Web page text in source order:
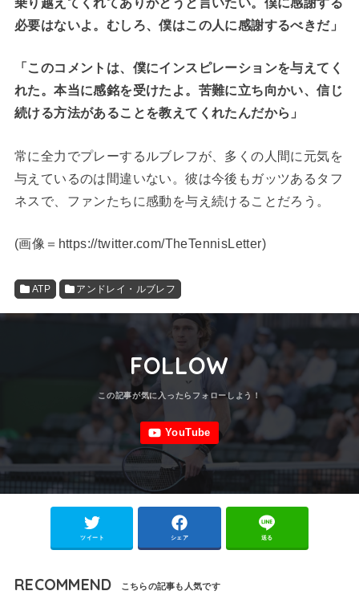
必要はないよ。むしろ、僕はこの人に感謝するべきだ」
「このコメントは、僕にインスピレーションを与えてく
れた。本当に感銘を受けたよ。苦難に立ち向かい、信じ
続ける方法があることを教えてくれたんだから」
常に全力でプレーするルブレフが、多くの人間に元気を
与えているのは間違いない。彼は今後もガッツあるタフ
ネスで、ファンたちに感動を与え続けることだろう。
(画像＝https://twitter.com/TheTennisLetter)
ATP アンドレイ・ルブレフ
FOLLOW
ツイート シェア 送る
RECOMMEND